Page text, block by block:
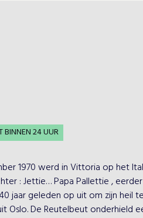
BINNEN 24 UUR
1970 werd in Vittoria op het
: Jettie… Papa Pallettie ,
jaar geleden op uit om zijn heil
Oslo. De Reutelbeut onderhield